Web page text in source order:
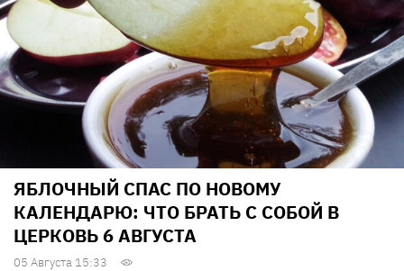
ЯБЛОЧНЫЙ СПАС ПО НОВОМУ
КАЛЕНДАРЮ: ЧТО БРАТЬ С СОБОЙ В
ЦЕРКОВЬ 6 АВГУСТА
05 Августа 15:33